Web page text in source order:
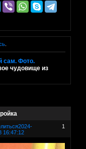
.
сам. Фото.
чудовище из
1
2024-
16:47:12